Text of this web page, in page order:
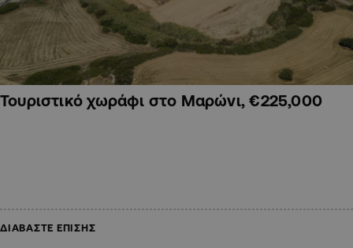
Τουριστικό χωράφι στο Μαρώνι, €225,000
ΔΙΑΒΑΣΤΕ ΕΠΙΣΗΣ